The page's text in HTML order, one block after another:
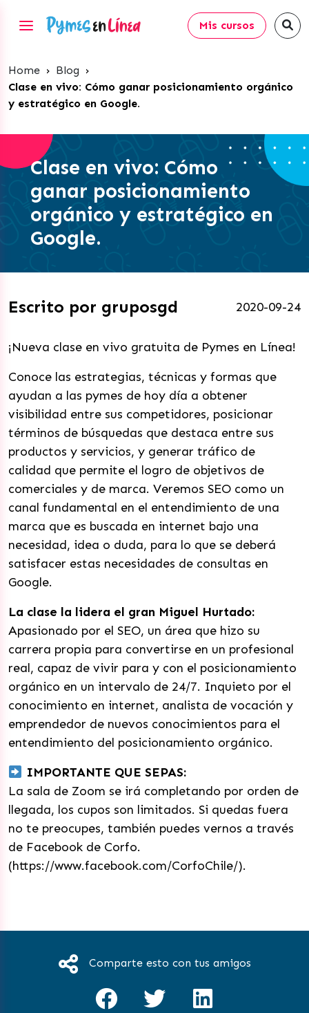
Mis cursos
Home › Blog ›
Clase en vivo: Cómo ganar posicionamiento orgánico
y estratégico en Google.
Clase en vivo: Cómo
ganar posicionamiento
orgánico y estratégico en
Google.
Escrito por gruposgd 2020-09-24
¡Nueva clase en vivo gratuita de Pymes en Línea!
Conoce las estrategias, técnicas y formas que
ayudan a las pymes de hoy día a obtener
visibilidad entre sus competidores, posicionar
términos de búsquedas que destaca entre sus
productos y servicios, y generar tráfico de
calidad que permite el logro de objetivos de
comerciales y de marca. Veremos SEO como un
canal fundamental en el entendimiento de una
marca que es buscada en internet bajo una
necesidad, idea o duda, para lo que se deberá
satisfacer estas necesidades de consultas en
Google.
La clase la lidera el gran Miguel Hurtado:
Apasionado por el SEO, un área que hizo su
carrera propia para convertirse en un profesional
real, capaz de vivir para y con el posicionamiento
orgánico en un intervalo de 24/7. Inquieto por el
conocimiento en internet, analista de vocación y
emprendedor de nuevos conocimientos para el
entendimiento del posicionamiento orgánico.
IMPORTANTE QUE SEPAS:
La sala de Zoom se irá completando por orden de
llegada, los cupos son limitados. Si quedas fuera
no te preocupes, también puedes vernos a través
de Facebook de Corfo.
(https://www.facebook.com/CorfoChile/).
Comparte esto con tus amigos